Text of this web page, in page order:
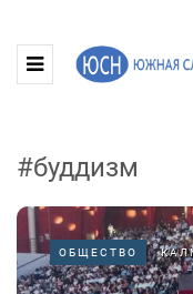
#буддизм
ОБЩЕСТВО